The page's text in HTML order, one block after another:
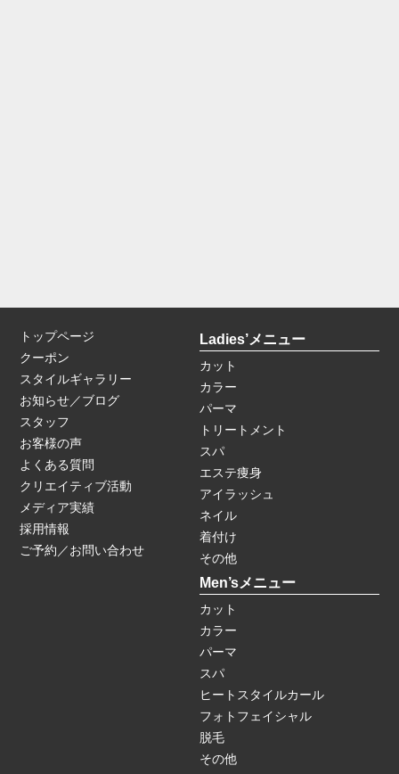
トップページ
クーポン
スタイルギャラリー
お知らせ／ブログ
スタッフ
お客様の声
よくある質問
クリエイティブ活動
メディア実績
採用情報
ご予約／お問い合わせ
Ladies’メニュー
カット
カラー
パーマ
トリートメント
スパ
エステ痩身
アイラッシュ
ネイル
着付け
その他
Men’sメニュー
カット
カラー
パーマ
スパ
ヒートスタイルカール
フォトフェイシャル
脱毛
その他